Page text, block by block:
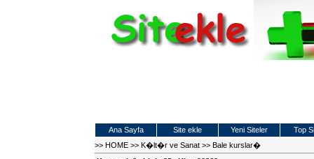
Ana Sayfa Site ekle Yeni Siteler
Top
>> HOME >> K�lt�r ve Sanat >> Bale kurslar�